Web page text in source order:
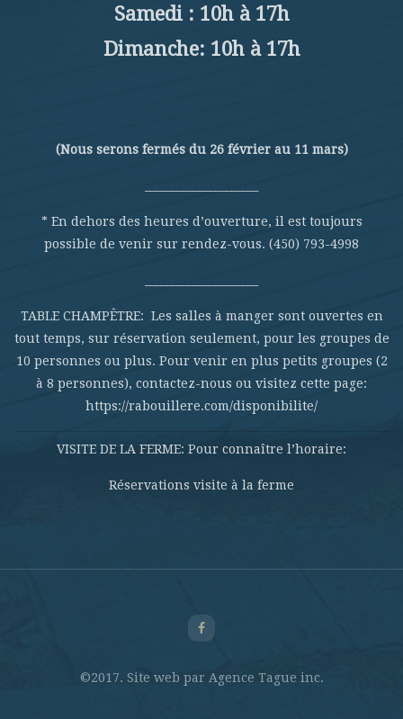
Samedi : 10h à 17h
Dimanche: 10h à 17h
(Nous serons fermés du 26 février au 11 mars)
* En dehors des heures d’ouverture, il est toujours
possible de venir sur rendez-vous. (450) 793-4998
TABLE CHAMPÊTRE: Les salles à manger sont ouvertes en
tout temps, sur réservation seulement, pour les groupes de
10 personnes ou plus. Pour venir en plus petits groupes (2
à 8 personnes), contactez-nous ou visitez cette page:
https://rabouillere.com/disponibilite/
VISITE DE LA FERME: Pour connaître l’horaire:
Réservations visite à la ferme
©2017. Site web par Agence Tague inc.